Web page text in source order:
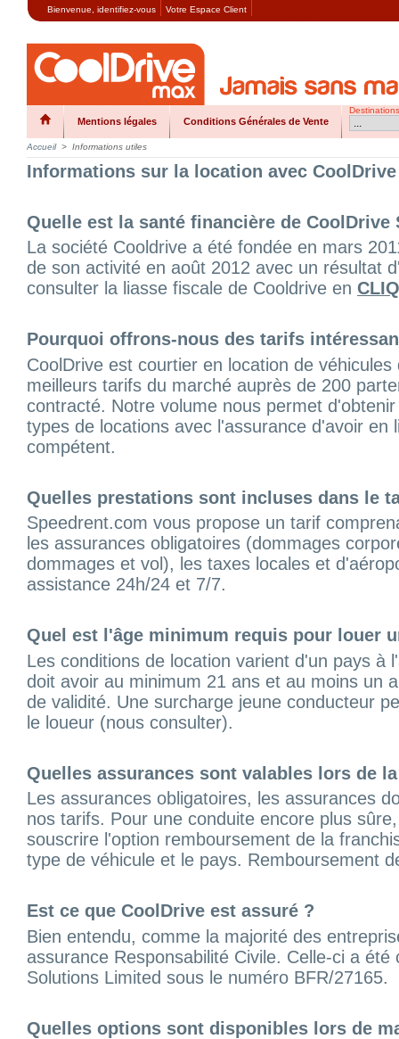
Bienvenue, identifiez-vous Votre Espace Client
Mentions légales Conditions Générales de Vente
Destinations
Accueil > Informations utiles
Informations sur la location avec CoolDrive
Quelle est la santé financière de CoolDrive
La société Cooldrive a été fondée en mars
de son activité en août 2012 avec un résultat
consulter la liasse fiscale de Cooldrive en
Pourquoi offrons-nous des tarifs
CoolDrive est courtier en location de
meilleurs tarifs du marché auprès de 200
contracté. Notre volume nous permet
types de locations avec l'assurance d'avoir en
compétent.
Quelles prestations sont incluses dans le
Speedrent.com vous propose un tarif
les assurances obligatoires (dommages
dommages et vol), les taxes locales et
assistance 24h/24 et 7/7.
Quel est l'âge minimum requis pour louer
Les conditions de location varient d'un pays à
doit avoir au minimum 21 ans et au moins un
de validité. Une surcharge jeune conducteur
le loueur (nous consulter).
Quelles assurances sont valables lors de
Les assurances obligatoires, les assurances
nos tarifs. Pour une conduite encore plus
souscrire l'option remboursement de la
type de véhicule et le pays. Remboursement
Est ce que CoolDrive est assuré ?
Bien entendu, comme la majorité des
assurance Responsabilité Civile. Celle-ci a
Solutions Limited sous le numéro BFR/27165.
Quelles options sont disponibles lors de